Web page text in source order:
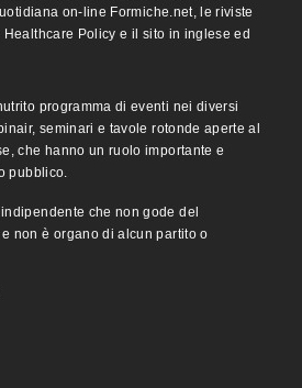
on-line Formiche.net, le riviste
Policy e il sito in inglese ed
programma di eventi nei diversi
seminari e tavole rotonde aperte al
che hanno un ruolo importante e
pubblico.
che non gode del
non è organo di alcun partito o